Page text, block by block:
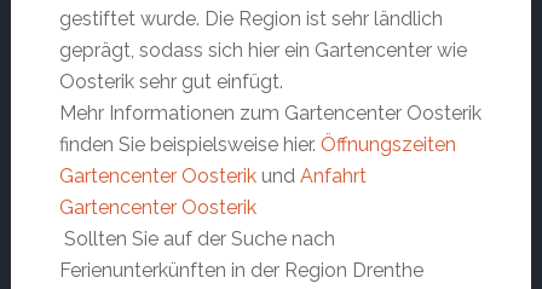
gestiftet wurde. Die Region ist sehr ländlich
geprägt, sodass sich hier ein Gartencenter wie
Oosterik sehr gut einfügt.
Mehr Informationen zum Gartencenter Oosterik
finden Sie beispielsweise hier. Öffnungszeiten
Gartencenter Oosterikund Anfahrt
Gartencenter Oosterik
Sollten Sie auf der Suche nach
Ferienunterkünften in der Region Drenthe